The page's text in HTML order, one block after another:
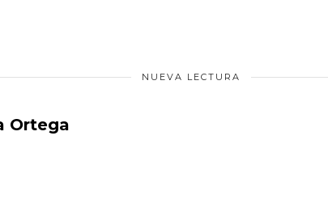
NUEVA LECTURA
Ortega